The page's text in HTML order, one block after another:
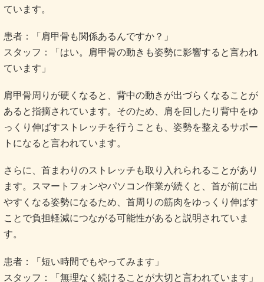
ています。
患者：「肩甲骨も関係あるんですか？」
スタッフ：「はい。肩甲骨の動きも姿勢に影響すると言われ
ています」
肩甲骨周りが硬くなると、背中の動きが出づらくなることが
あると指摘されています。そのため、肩を回したり背中をゆ
っくり伸ばすストレッチを行うことも、姿勢を整えるサポー
トになると言われています。
さらに、首まわりのストレッチも取り入れられることがあり
ます。スマートフォンやパソコン作業が続くと、首が前に出
やすくなる姿勢になるため、首周りの筋肉をゆっくり伸ばす
ことで負担軽減につながる可能性があると説明されていま
す。
患者：「短い時間でもやってみます」
スタッフ：「無理なく続けることが大切と言われています」